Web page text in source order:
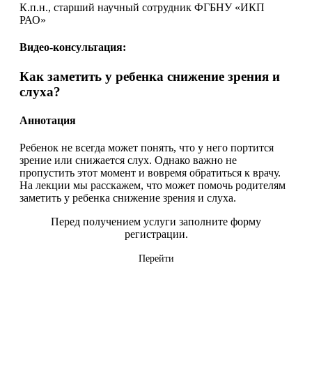
К.п.н., старший научный сотрудник ФГБНУ «ИКП
РАО»
Видео-консультация:
Как заметить у ребенка снижение зрения и
слуха?
Аннотация
Ребенок не всегда может понять, что у него портится
зрение или снижается слух. Однако важно не
пропустить этот момент и вовремя обратиться к врачу.
На лекции мы расскажем, что может помочь родителям
заметить у ребенка снижение зрения и слуха.
Перед получением услуги заполните форму
регистрации.
Перейти